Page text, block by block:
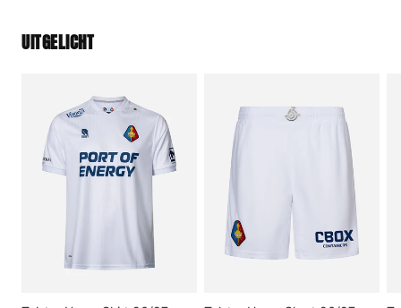
UITGELICHT